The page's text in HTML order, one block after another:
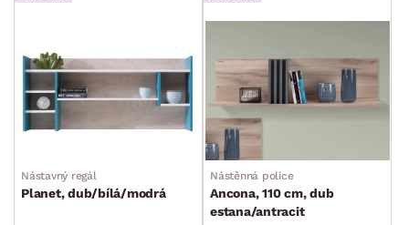
Nástavný regál
Planet, dub/bílá/modrá
Nástěnná police
Ancona, 110 cm, dub
estana/antracit